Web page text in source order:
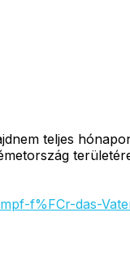
teljes
f%FCr-das-